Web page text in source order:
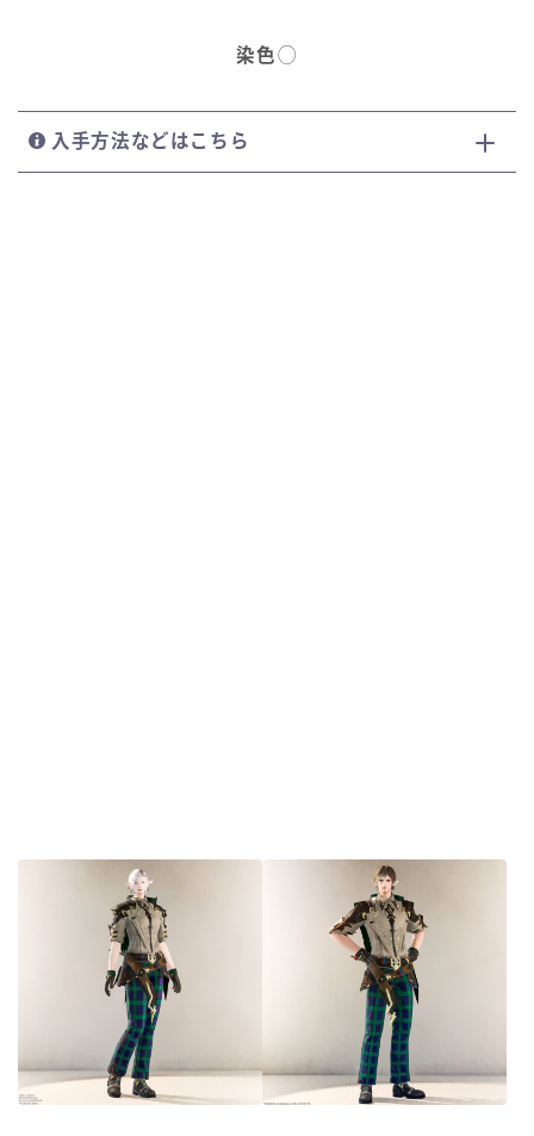
染色◯
入手方法などはこちら